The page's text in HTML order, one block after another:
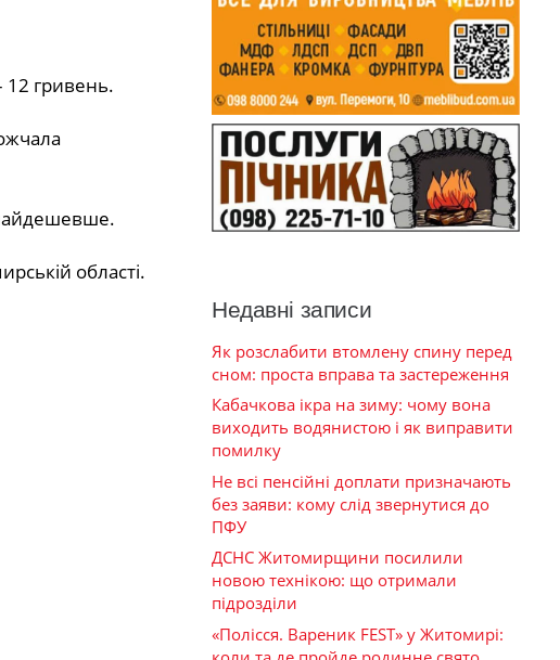
12 гривень.
області.
Недавні записи
Як розслабити втомлену спину перед
сном: проста вправа та застереження
Кабачкова ікра на зиму: чому вона
виходить водянистою і як виправити
помилку
Не всі пенсійні доплати призначають
без заяви: кому слід звернутися до
ПФУ
ДСНС Житомирщини посилили
новою технікою: що отримали
підрозділи
«Полісся. Вареник FEST» у Житомирі: